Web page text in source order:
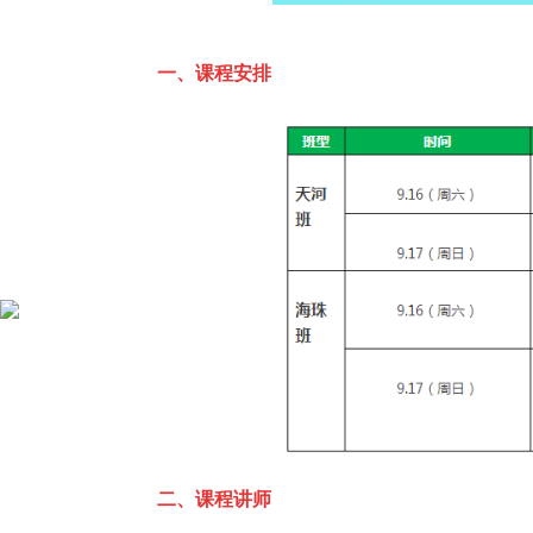
一、课程安排
二、课程讲师